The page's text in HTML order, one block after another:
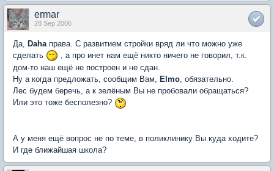
ermar
28 Sep 2006
Да, Daha права. С развитием стройки вряд ли что можно уже
сделать
, а про инет нам ещё никто ничего не говорил, т.к.
дом-то наш ещё не построен и не сдан.
Ну а когда предложать, сообщим Вам, Elmo, обязательно.
Лес будем беречь, а к зелёным Вы не пробовали обращаться?
Или это тоже бесполезно?
А у меня ещё вопрос не по теме, в поликлинику Вы куда ходите?
И где ближайшая школа?